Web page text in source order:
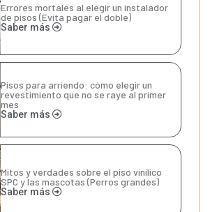
Errores mortales al elegir un instalador
de pisos (Evita pagar el doble)
Saber más
Pisos para arriendo: cómo elegir un
revestimiento que no se raye al primer
mes
Saber más
Mitos y verdades sobre el piso vinílico
SPC y las mascotas (Perros grandes)
Saber más